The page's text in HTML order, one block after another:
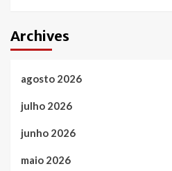
Archives
agosto 2026
julho 2026
junho 2026
maio 2026